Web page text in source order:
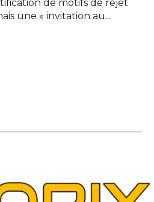
de motifs de rejet
une « invitation au...